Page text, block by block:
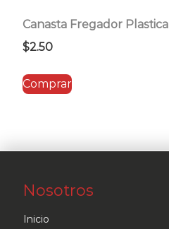
Canasta Fregador Plastica
$2.50
Comprar
Nosotros
Inicio